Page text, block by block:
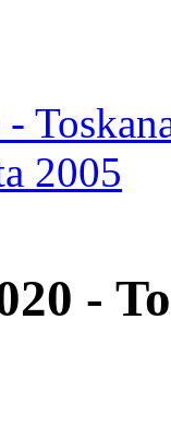
2005
-